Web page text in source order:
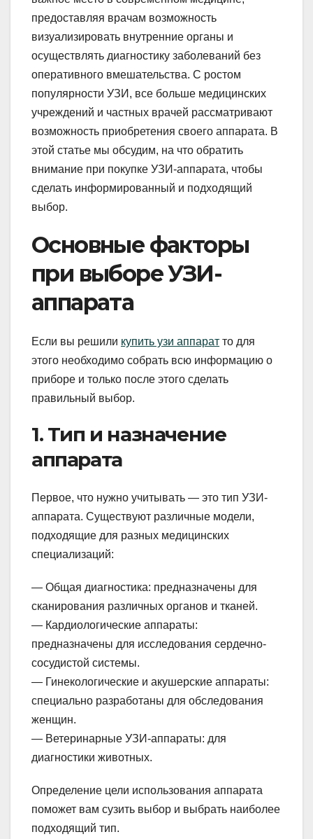
предоставляя врачам возможность
визуализировать внутренние органы и
осуществлять диагностику заболеваний без
оперативного вмешательства. С ростом
популярности УЗИ, все больше медицинских
учреждений и частных врачей рассматривают
возможность приобретения своего аппарата. В
этой статье мы обсудим, на что обратить
внимание при покупке УЗИ-аппарата, чтобы
сделать информированный и подходящий
выбор.
Основные факторы
при выборе УЗИ-
аппарата
Если вы решили купить узи аппарат то для
этого необходимо собрать всю информацию о
приборе и только после этого сделать
правильный выбор.
1. Тип и назначение
аппарата
Первое, что нужно учитывать — это тип УЗИ-
аппарата. Существуют различные модели,
подходящие для разных медицинских
специализаций:
— Общая диагностика: предназначены для
сканирования различных органов и тканей.
— Кардиологические аппараты:
предназначены для исследования сердечно-
сосудистой системы.
— Гинекологические и акушерские аппараты:
специально разработаны для обследования
женщин.
— Ветеринарные УЗИ-аппараты: для
диагностики животных.
Определение цели использования аппарата
поможет вам сузить выбор и выбрать наиболее
подходящий тип.